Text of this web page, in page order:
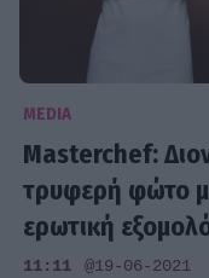
MEDIA
Masterchef:
τρυφερή φώτο
ερωτική
11:11 @19-06-2021